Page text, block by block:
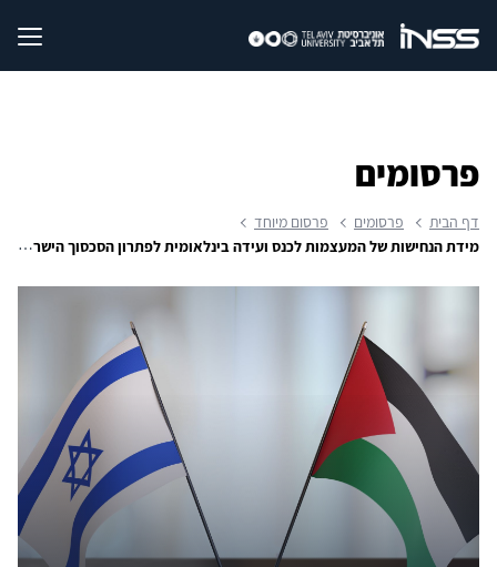
פרסומים
דף הבית פרסומים
פרסום מיוחד
מידת הנחישות של המעצמות לכנס ועידה בינלאומית לפתרון הסכסוך הישראלי-פלסטיני | סימולציית ה-INSS